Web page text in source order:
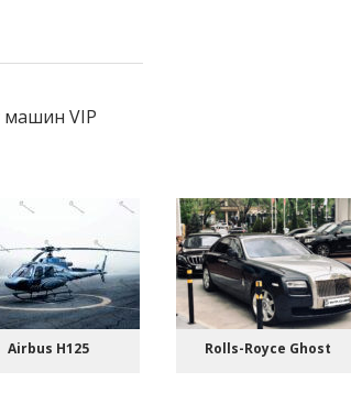
машин VIP
Airbus Н125 Rolls-Royce Ghost